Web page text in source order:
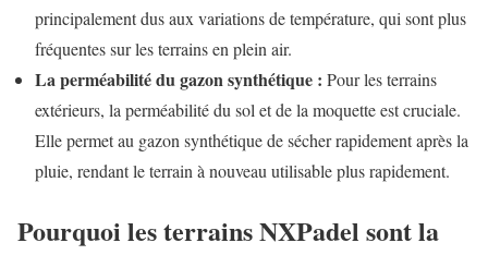
principalement dus aux variations de température, qui sont plus
fréquentes sur les terrains en plein air.
La perméabilité du gazon synthétique : Pour les terrains
extérieurs, la perméabilité du sol et de la moquette est cruciale.
Elle permet au gazon synthétique de sécher rapidement après la
pluie, rendant le terrain à nouveau utilisable plus rapidement.
Pourquoi les terrains NXPadel sont la